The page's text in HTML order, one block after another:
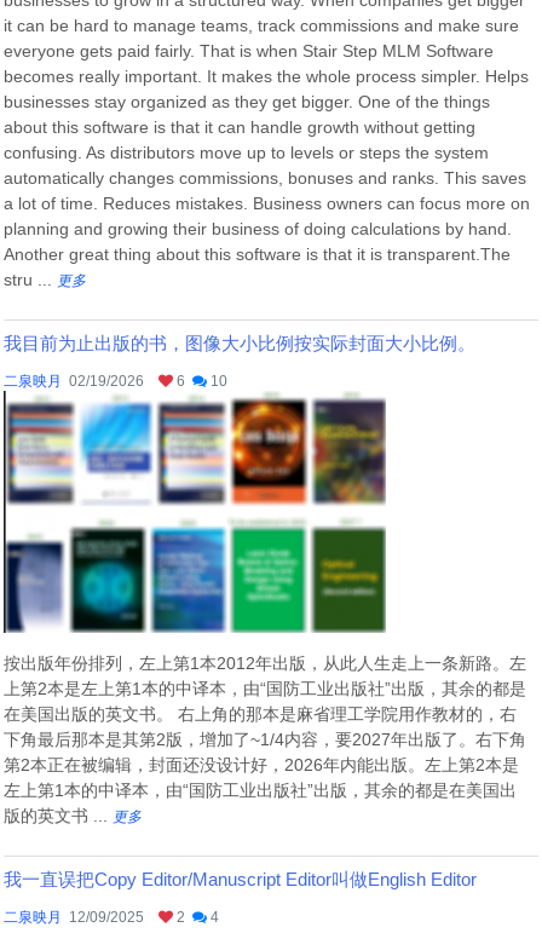
it can be hard to manage teams, track commissions and make sure
everyone gets paid fairly. That is when Stair Step MLM Software
becomes really important. It makes the whole process simpler. Helps
businesses stay organized as they get bigger. One of the things
about this software is that it can handle growth without getting
confusing. As distributors move up to levels or steps the system
automatically changes commissions, bonuses and ranks. This saves
a lot of time. Reduces mistakes. Business owners can focus more on
planning and growing their business of doing calculations by hand.
Another great thing about this software is that it is transparent.The
stru ...
更多
我目前为止出版的书，图像大小比例按实际封面大小比例。
二泉映月 02/19/2026 6 10
按出版年份排列，左上第1本2012年出版，从此人生走上一条新路。左
上第2本是左上第1本的中译本，由“国防工业出版社”出版，其余的都是
在美国出版的英文书。 右上角的那本是麻省理工学院用作教材的，右
下角最后那本是其第2版，增加了~1/4内容，要2027年出版了。右下角
第2本正在被编辑，封面还没设计好，2026年内能出版。左上第2本是
左上第1本的中译本，由“国防工业出版社”出版，其余的都是在美国出
版的英文书 ...
更多
我一直误把Copy Editor/Manuscript Editor叫做English Editor
二泉映月 12/09/2025 2 4